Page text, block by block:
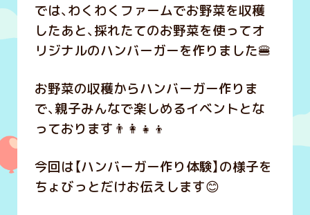
では、わくわくファームでお野菜を収穫
したあと、採れたてのお野菜を使ってオ
リジナルのハンバーガーを作りました🍔
お野菜の収穫からハンバーガー作りま
で、親子みんなで楽しめるイベントとな
っております‍‍‍‍‍‍‍‍‍👨‍👩‍👧‍👦
今回は【ハンバーガー作り体験】の様子を
ちょびっとだけお伝えします😊